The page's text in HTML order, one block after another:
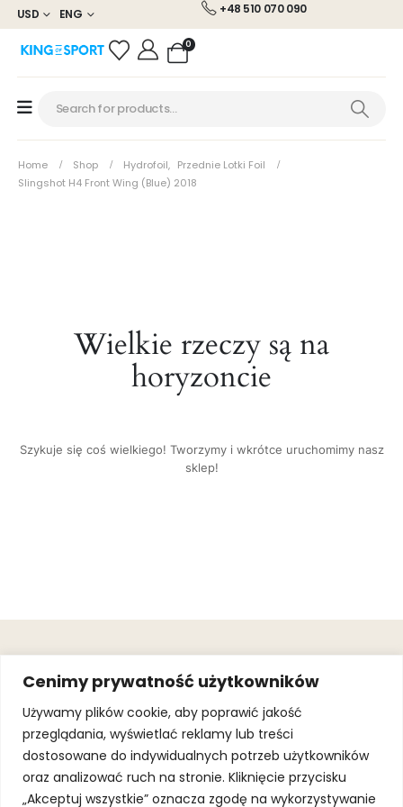
Cenimy prywatność użytkowników
Używamy plików cookie, aby poprawić jakość
przeglądania, wyświetlać reklamy lub treści
dostosowane do indywidualnych potrzeb użytkowników
oraz analizować ruch na stronie. Kliknięcie przycisku
„Akceptuj wszystkie” oznacza zgodę na wykorzystywanie
USD ENG +48 510 070 090
0
Home Shop Hydrofoil, Przednie Lotki Foil
Slingshot H4 Front Wing (Blue) 2018
Wielkie rzeczy są na
horyzoncie
Szykuje się coś wielkiego! Tworzymy i wkrótce uruchomimy nasz
sklep!
+48 510 070
090
SOLEC 81B LOK.
A66,
WARSZAWA
JOIN OUR
MAILING
By subscribing,
you agree to
ourTerms of
UseandPrivacy
OBSŁUGA
KLIENTA
Gwarancja
.
.